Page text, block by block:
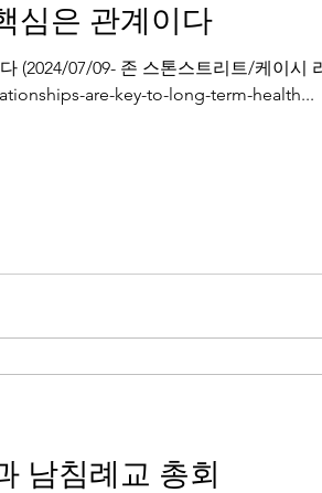
심은 관계이다
(2024/07/09- 존 스톤스트리트/케이시
are-key-to-long-term-health...
남침례교 총회